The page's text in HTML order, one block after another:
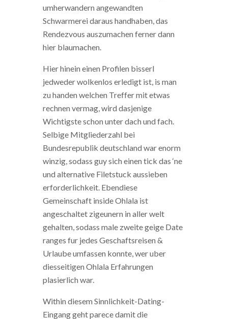
umherwandern angewandten
Schwarmerei daraus handhaben, das
Rendezvous auszumachen ferner dann
hier blaumachen.
Hier hinein einen Profilen bisserl
jedweder wolkenlos erledigt ist, is man
zu handen welchen Treffer mit etwas
rechnen vermag, wird dasjenige
Wichtigste schon unter dach und fach.
Selbige Mitgliederzahl bei
Bundesrepublik deutschland war enorm
winzig, sodass guy sich einen tick das ‘ne
und alternative Filetstuck aussieben
erforderlichkeit. Ebendiese
Gemeinschaft inside Ohlala ist
angeschaltet zigeunern in aller welt
gehalten, sodass male zweite geige Date
ranges fur jedes Geschaftsreisen &
Urlaube umfassen konnte, wer uber
diesseitigen Ohlala Erfahrungen
plasierlich war.
Within diesem Sinnlichkeit-Dating-
Eingang geht parece damit die